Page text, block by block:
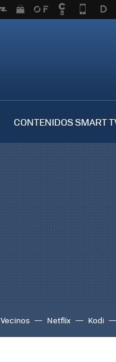
CONTENIDOS SMART
Vecinos Netflix Kodi